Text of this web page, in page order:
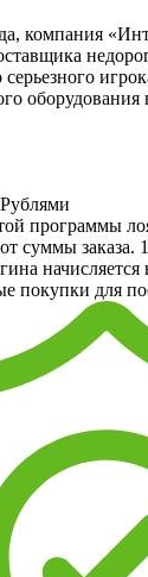
компания
оборудования
программы
суммы заказа.
начисляется
покупки для